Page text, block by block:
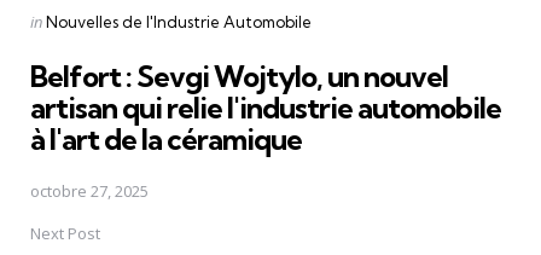
Posted
inNouvelles de l'Industrie Automobile
Belfort : Sevgi Wojtylo, un nouvel
artisan qui relie l'industrie automobile
à l'art de la céramique
octobre 27, 2025
Next Post